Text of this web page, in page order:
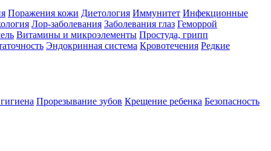
Поражения кожи Диетология Иммунитет Инфекционные
Лор-заболевания Заболевания глаз Геморрой
Витамины и микроэлементы Простуда, грипп
Эндокринная система Кровотечения Редкие
Прорезывание зубов Крещение ребенка Безопасность